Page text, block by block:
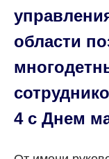
области
4 с Днем